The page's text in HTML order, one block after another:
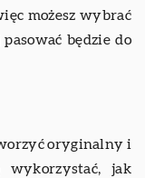
możesz wybrać
będzie do
oryginalny i
wykorzystać, jak